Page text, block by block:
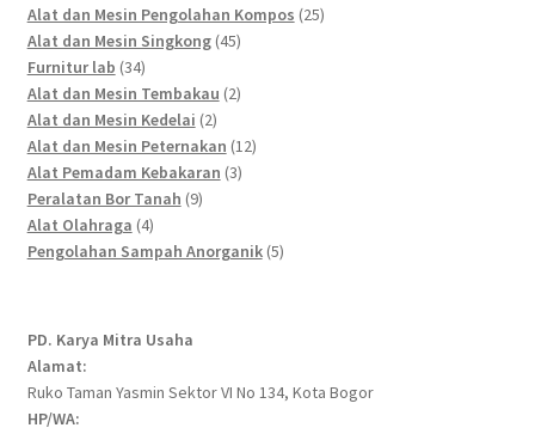
products
Alat dan Mesin Pengolahan Kompos 2525
Alat dan Mesin Singkong 4545
Furnitur lab 3434
products
Alat dan Mesin Tembakau 22
Alat dan Mesin Kedelai 22
products
Alat dan Mesin Peternakan 1212
Alat Pemadam Kebakaran 33
Peralatan Bor Tanah 99
Alat Olahraga 44
products
Pengolahan Sampah Anorganik 55
PD. Karya Mitra Usaha
Alamat:
Ruko Taman Yasmin Sektor VI No 134, Kota Bogor
HP/WA: